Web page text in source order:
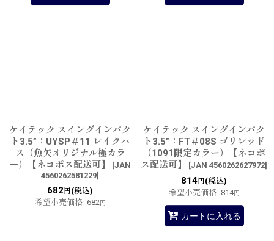
ケイテック スイングインパク
ト3.5”：UYSP＃11 レイクハ
ス（魚矢オリジナル極カラ
ー）【ネコポス配送可】
[JAN
4560262581229]
682 円(税込)
希望小売価格: 682 円
ケイテック スイングインパク
ト3.5”：FT＃08S ゴリレッド
（1091限定カラー）【ネコポ
ス配送可】
[JAN 4560262627972]
814 円(税込)
希望小売価格: 814円
カートに入れる